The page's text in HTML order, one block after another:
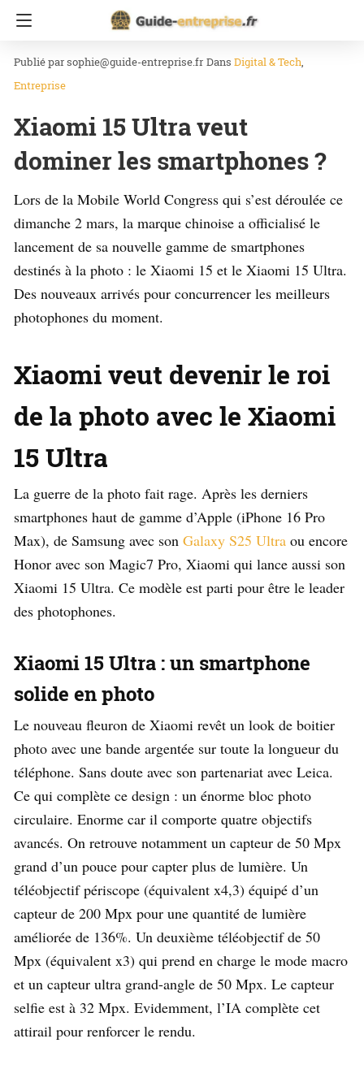
Accueil Digital & Tech
sophie@guide-entreprise.fr Dans Digital & Tech
Entreprise
Xiaomi 15 Ultra veut
dominer les smartphones ?
Lors de la Mobile World Congress qui s’est déroulée ce
dimanche 2 mars, la marque chinoise a officialisé le
lancement de sa nouvelle gamme de smartphones
destinés à la photo : le Xiaomi 15 et le Xiaomi 15 Ultra.
Des nouveaux arrivés pour concurrencer les meilleurs
photophones du moment.
Xiaomi veut devenir le roi
de la photo avec le Xiaomi
15 Ultra
La guerre de la photo fait rage. Après les derniers
smartphones haut de gamme d’Apple (iPhone 16 Pro
Max), de Samsung avec son Galaxy S25 Ultra ou encore
Honor avec son Magic7 Pro, Xiaomi qui lance aussi son
Xiaomi 15 Ultra. Ce modèle est parti pour être le leader
des photophones.
Xiaomi 15 Ultra : un smartphone
solide en photo
Le nouveau fleuron de Xiaomi revêt un look de boitier
photo avec une bande argentée sur toute la longueur du
téléphone. Sans doute avec son partenariat avec Leica.
Ce qui complète ce design : un énorme bloc photo
circulaire. Enorme car il comporte quatre objectifs
avancés. On retrouve notamment un capteur de 50 Mpx
grand d’un pouce pour capter plus de lumière. Un
téléobjectif périscope (équivalent x4,3) équipé d’un
capteur de 200 Mpx pour une quantité de lumière
améliorée de 136%. Un deuxième téléobjectif de 50
Mpx (équivalent x3) qui prend en charge le mode macro
et un capteur ultra grand-angle de 50 Mpx. Le capteur
selfie est à 32 Mpx. Evidemment, l’IA complète cet
attirail pour renforcer le rendu.